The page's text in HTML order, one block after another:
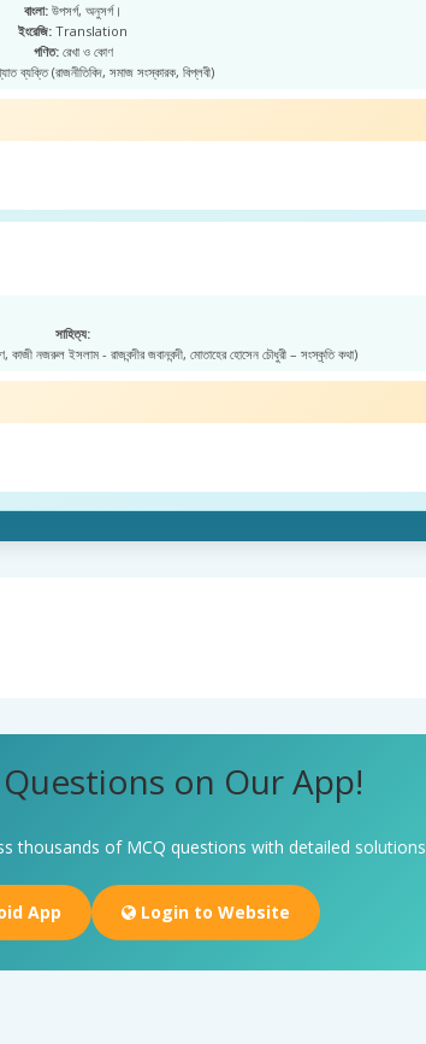
বাংলা: উপসর্গ, অনুসর্গ।
ইংরেজি: Translation
গণিত:রেখা ও কোণ
ব্যক্তি (রাজনীতিবিদ, সমাজ সংস্কারক, বিপ্লবী)
সাহিত্য:
কাজী নজরুল ইসলাম - রাজবন্দীর জবানবন্দী, মোতাহের হোসেন চৌধুরী – সংস্কৃতি কথা)
on Our App!
thousands of MCQ questions with detailed solutions
App Login to Website